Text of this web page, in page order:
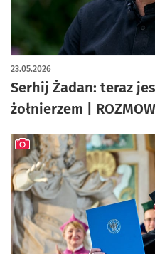
Serhij Żadan: teraz
żołnierzem |
23.05.2026